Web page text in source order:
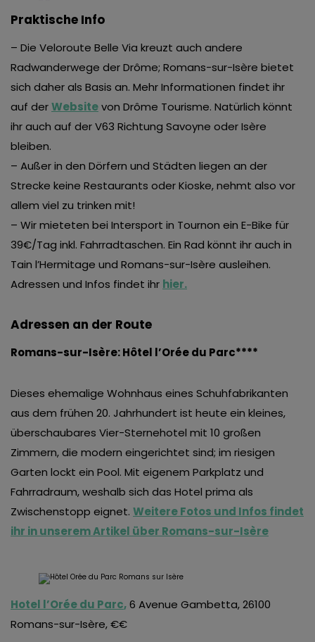
Praktische Info
– Die Veloroute Belle Via kreuzt auch andere
Radwanderwege der Drôme; Romans-sur-Isère bietet
sich daher als Basis an. Mehr Informationen findet ihr
auf derWebsitevon Drôme Tourisme. Natürlich könnt
ihr auch auf der V63 Richtung Savoyne oder Isère
bleiben.
– Außer in den Dörfern und Städten liegen an der
Strecke keine Restaurants oder Kioske, nehmt also vor
allem viel zu trinken mit!
– Wir mieteten bei Intersport in Tournon ein E-Bike für
39€/Tag inkl. Fahrradtaschen. Ein Rad könnt ihr auch in
Tain l’Hermitage und Romans-sur-Isère ausleihen.
Adressen und Infos findet ihr hier.
Adressen an der Route
Romans-sur-Isère: Hôtel l’Orée du Parc****
Dieses ehemalige Wohnhaus eines Schuhfabrikanten
aus dem frühen 20. Jahrhundert ist heute ein kleines,
überschaubares Vier-Sternehotel mit 10 großen
Zimmern, die modern eingerichtet sind; im riesigen
Garten lockt ein Pool. Mit eigenem Parkplatz und
Fahrradraum, weshalb sich das Hotel prima als
Zwischenstopp eignet. Weitere Fotos und Infos findet
ihr in unserem Artikel über Romans-sur-Isère
Hotel l’Orée du Parc,6 Avenue Gambetta, 26100
Romans-sur-Isère, €€